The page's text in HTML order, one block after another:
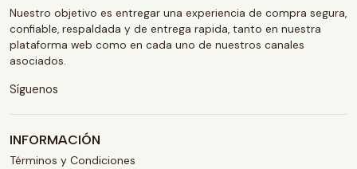
Nuestro objetivo es entregar una experiencia de compra segura,
confiable, respaldada y de entrega rapida, tanto en nuestra
plataforma web como en cada uno de nuestros canales
asociados.
Síguenos
INFORMACIÓN
Términos y Condiciones